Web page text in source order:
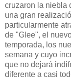
cruzaron la niebla
una gran
particularmente
de "Glee", el
temporada, los
semana y cuyo
que no dejará
diferente a casi